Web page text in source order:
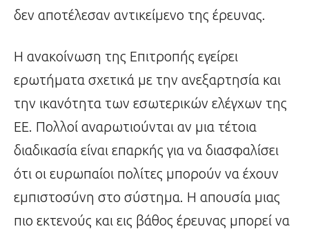
δεν αποτέλεσαν αντικείμενο της έρευνας.
Η ανακοίνωση της Επιτροπής εγείρει
ερωτήματα σχετικά με την ανεξαρτησία και
την ικανότητα των εσωτερικών ελέγχων της
ΕΕ. Πολλοί αναρωτιούνται αν μια τέτοια
διαδικασία είναι επαρκής για να διασφαλίσει
ότι οι ευρωπαίοι πολίτες μπορούν να έχουν
εμπιστοσύνη στο σύστημα. Η απουσία μιας
πιο εκτενούς και εις βάθος έρευνας μπορεί να